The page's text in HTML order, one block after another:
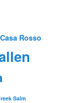
Casa Rosso
Salm